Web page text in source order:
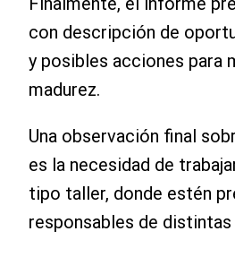
con descripción de
y posibles acciones para
madurez.
Una observación final
es la necesidad de
tipo taller, donde estén
responsables de distintas